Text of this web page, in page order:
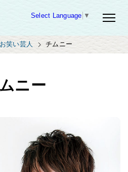
Select Language ▼
お笑い芸人 チムニー
ニー